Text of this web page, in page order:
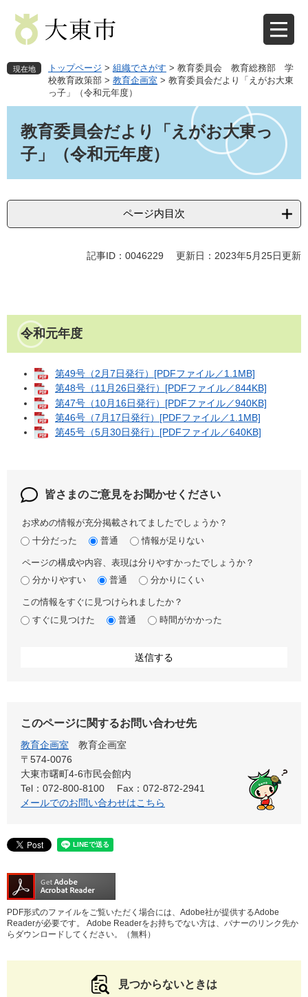
先
す
を
し
現在地 トップページ > 組織でさがす > 教育委員会 教育総務部 学
校教育政策部 > 教育企画室 > 教育委員会だより「えがお大東
っ子」（令和元年度）
教育委員会だより「えがお大東っ
子」（令和元年度）
ページ内目次
記事ID：0046229 更新日：2023年5月25日更新
令和元年度
第49号（2月7日発行）[PDFファイル／1.1MB]
第48号（11月26日発行）[PDFファイル／844KB]
第47号（10月16日発行）[PDFファイル／940KB]
第46号（7月17日発行）[PDFファイル／1.1MB]
第45号（5月30日発行）[PDFファイル／640KB]
皆さまのご意見をお聞かせください
お求めの情報が充分掲載されてましたでしょうか？
十分だった
普通 情報が足りない
ページの構成や内容、表現は分りやすかったでしょうか？
分かりやすい
普通 分かりにくい
この情報をすぐに見つけられましたか？
すぐに見つけた
普通 時間がかかった
このページに関するお問い合わせ先
教育企画室
教育企画室
〒574-0076
大東市曙町4-6市民会館内
Tel：072-800-8100
Fax：072-872-2941
メールでのお問い合わせはこちら
PDF形式のファイルをご覧いただく場合には、Adobe社が提供するAdobe
Readerが必要です。
Adobe Readerをお持ちでない方は、バナーのリンク先か
らダウンロードしてください。（無料）
見つからないときは